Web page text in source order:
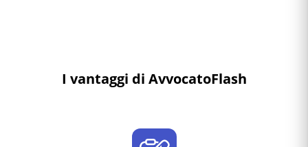
I vantaggi di AvvocatoFlash